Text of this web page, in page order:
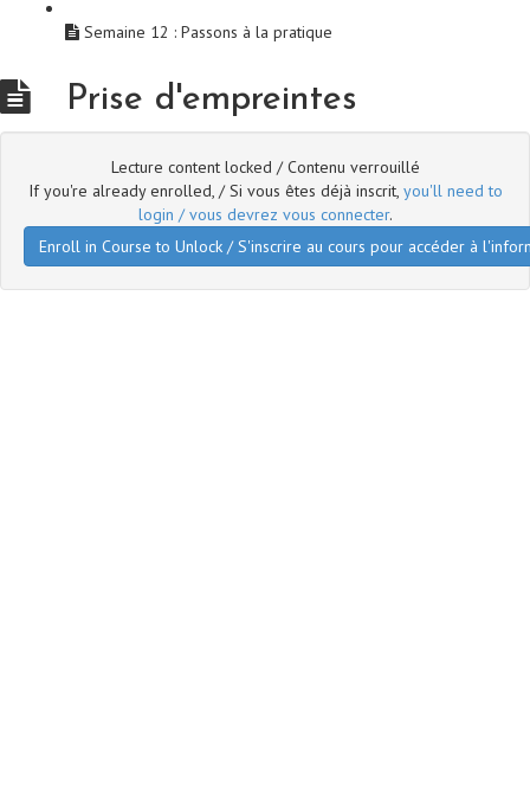
Semaine 12 : Passons à la pratique
Prise d'empreintes
Lecture content locked / Contenu verrouillé
If you're already enrolled, / Si vous êtes déjà inscrit, you'll need to
login / vous devrez vous connecter.
Enroll in Course to Unlock / S'inscrire au cours pour accéder à